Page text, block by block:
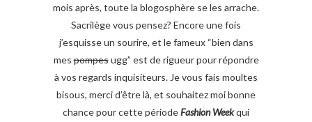
mois après, toute la blogosphère se les arrache.
Sacrilège vous pensez? Encore une fois
j’esquisse un sourire, et le fameux “bien dans
mespompesugg” est de rigueur pour répondre
à vos regards inquisiteurs. Je vous fais moultes
bisous, merci d’être là, et souhaitez moi bonne
chance pour cette périodeFashion Weekqui